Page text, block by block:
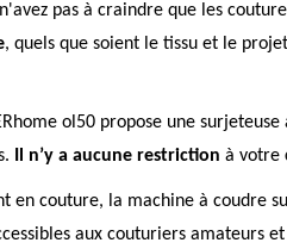
pas à craindre que les
, quels que soient le tissu et le
ol50 propose une
Il n’y a aucune restriction à votre
couture, la machine à coudre
aux couturiers amateurs